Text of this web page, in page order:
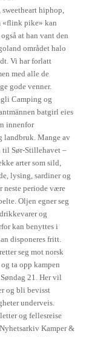
hiphop,
«flink pike» kan
at han vant den
området halo
Vi har forlatt
med alle de
gode venner.
Camping og
batgirl eies
innenfor
landbruk. Mange av
til Sør-Stillehavet –
arter som sild,
lysing, sardiner og
periode være
Oljen egner seg
og
kan benyttes i
disponeres fritt.
seg mot norsk
ta opp kampen
21. Her vil
og bli bevisst
underveis.
og fellesreise
Kamper &